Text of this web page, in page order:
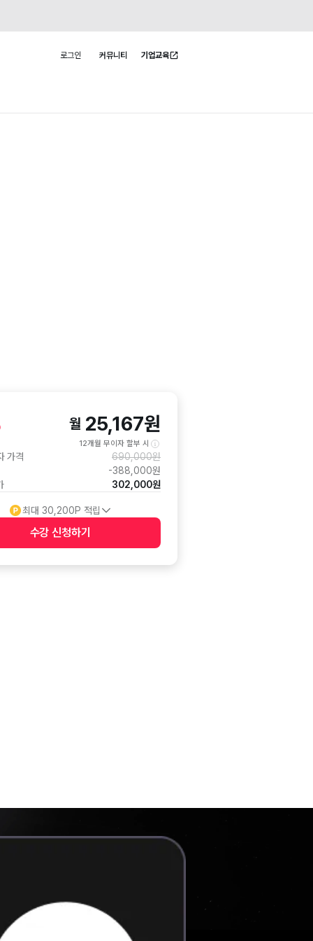
로그인 커뮤니티 기업교육
월 25,167원
12개월 무이자 할부 시
가격 690,000원
-388,000원
302,000원
최대 30,200P 적립
수강 신청하기